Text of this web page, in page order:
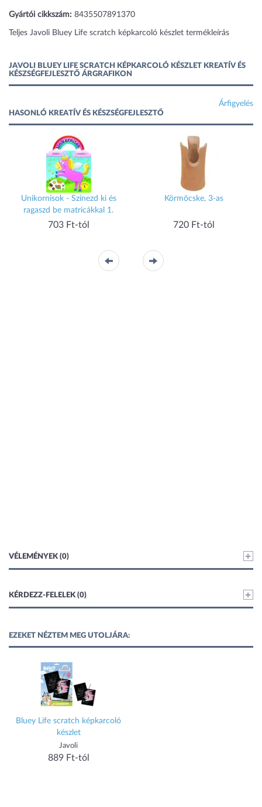
Gyártói cikkszám: 8435507891370
Teljes Javoli Bluey Life scratch képkarcoló készlet termékleírás
JAVOLI BLUEY LIFE SCRATCH KÉPKARCOLÓ KÉSZLET KREATÍV ÉS
KÉSZSÉGFEJLESZTŐ ÁRGRAFIKON
Árfigyelés
HASONLÓ KREATÍV ÉS KÉSZSÉGFEJLESZTŐ
Unikornisok - Színezd ki és
ragaszd be matricákkal 1.
703 Ft-tól
Körmöcske, 3-as
720 Ft-tól
VÉLEMÉNYEK (0)
KÉRDEZZ-FELELEK (0)
EZEKET NÉZTEM MEG UTOLJÁRA:
Bluey Life scratch képkarcoló
készlet
Javoli
889 Ft-tól